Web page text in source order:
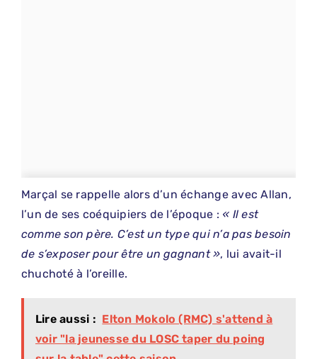
Marçal se rappelle alors d’un échange avec Allan,
l’un de ses coéquipiers de l’époque : « Il est
comme son père. C’est un type qui n’a pas besoin
de s’exposer pour être un gagnant », lui avait-il
chuchoté à l’oreille.
Lire aussi : Elton Mokolo (RMC) s'attend à
voir "la jeunesse du LOSC taper du poing